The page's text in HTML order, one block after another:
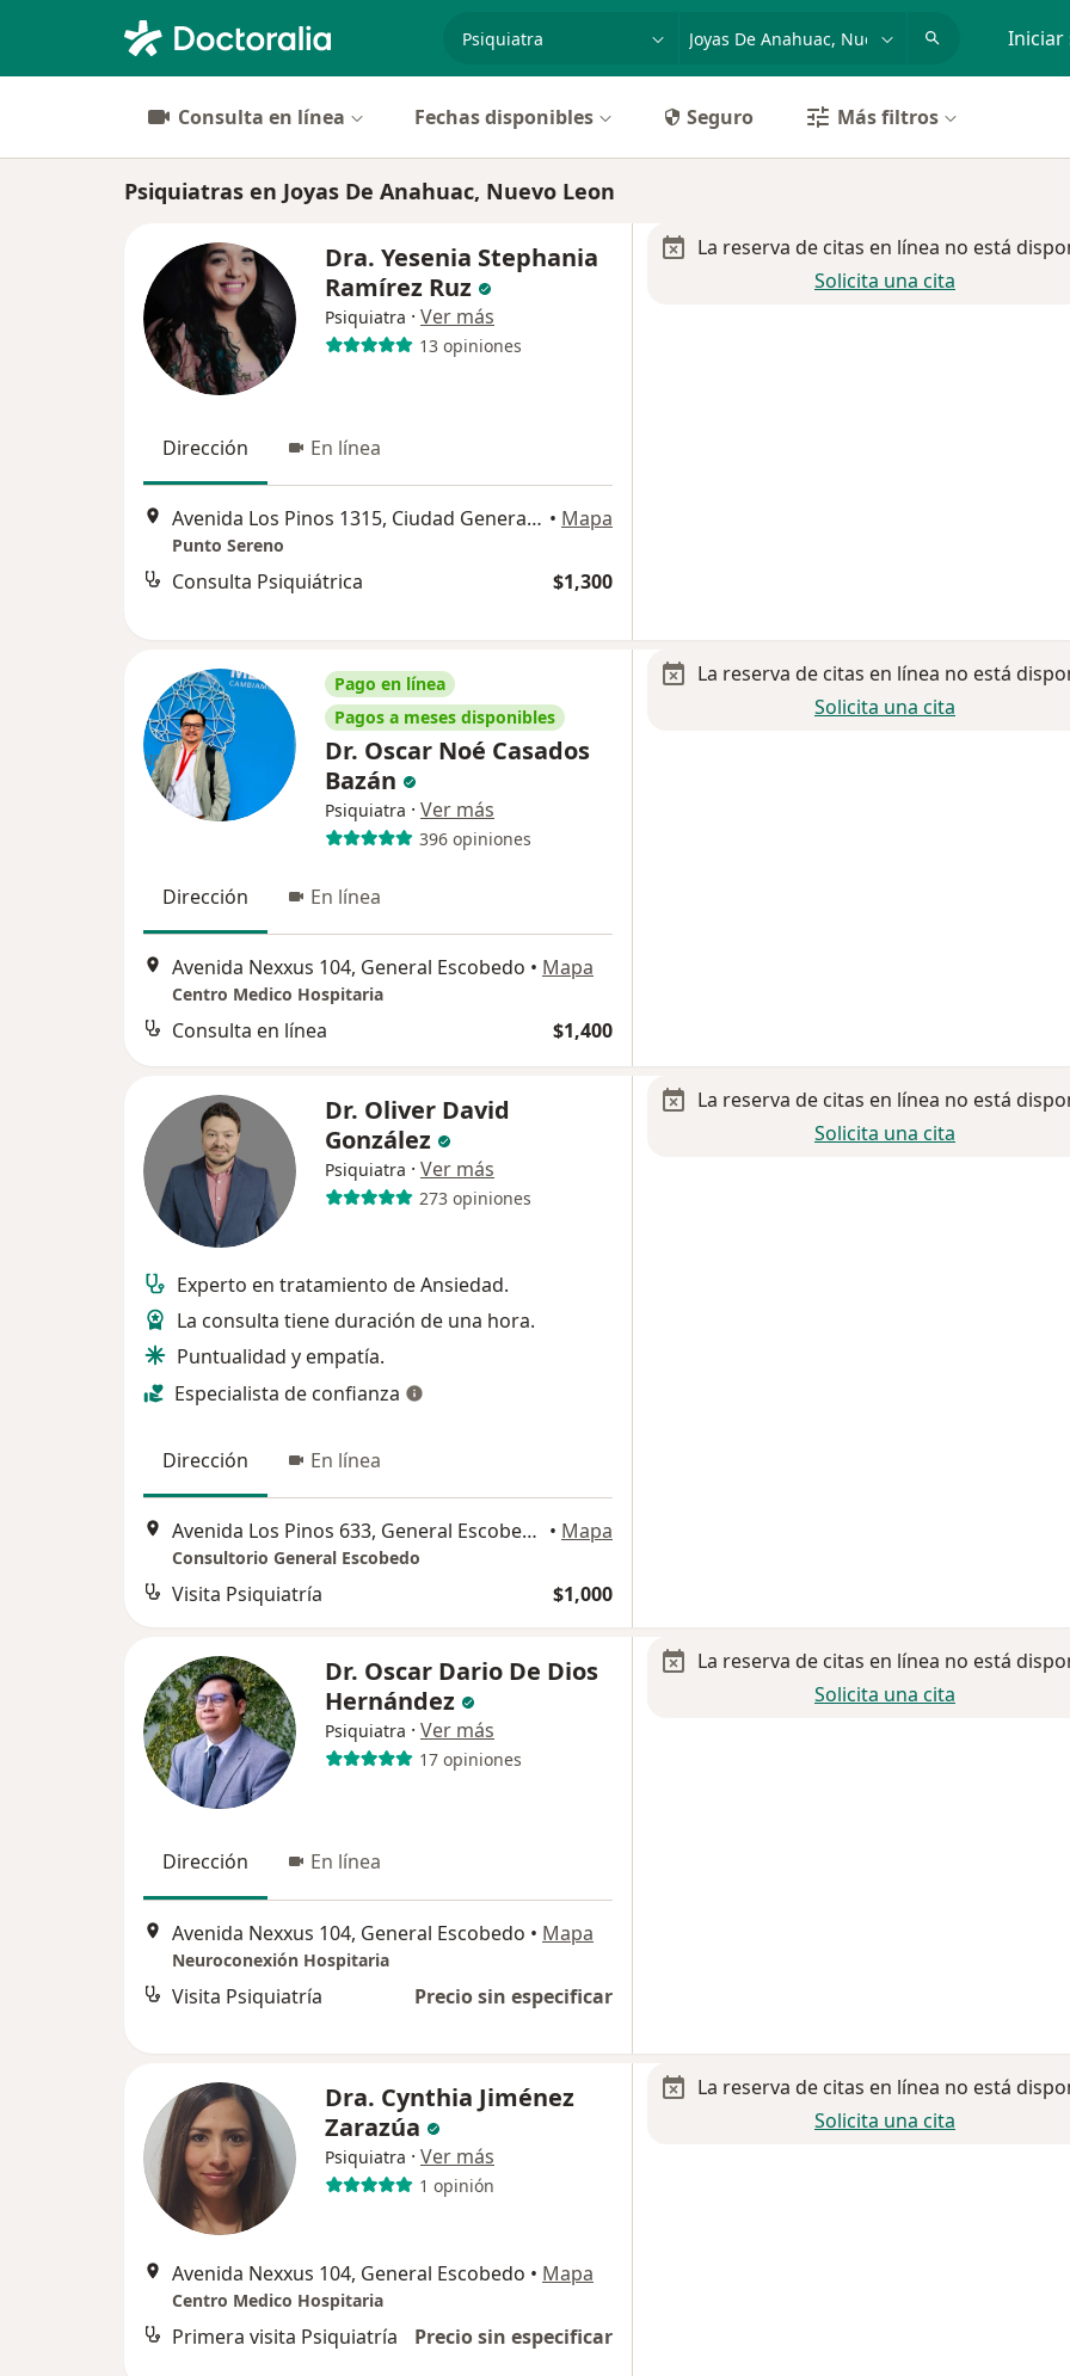
Iniciar
Consulta en línea Fechas disponibles Seguro Más filtros
Psiquiatras en Joyas De Anahuac, Nuevo Leon
Dra. Yesenia Stephania
Ramírez Ruz
Psiquiatra · Ver más
13 opiniones
Dirección En línea
Avenida Los Pinos 1315, Ciudad General Escobedo • Mapa
Punto Sereno
Consulta Psiquiátrica $1,300
La reserva de citas en línea no está
Solicita una cita
Pago en línea
Pagos a meses disponibles
Dr. Oscar Noé Casados
Bazán
Psiquiatra · Ver más
396 opiniones
Dirección En línea
Avenida Nexxus 104, General Escobedo • Mapa
Centro Medico Hospitaria
Consulta en línea $1,400
La reserva de citas en línea no está
Solicita una cita
Dr. Oliver David
González
Psiquiatra · Ver más
273 opiniones
Experto en tratamiento de Ansiedad.
La consulta tiene duración de una hora.
Puntualidad y empatía.
Especialista de confianza
Dirección En línea
Avenida Los Pinos 633, General Escobedo • Mapa
Consultorio General Escobedo
Visita Psiquiatría $1,000
La reserva de citas en línea no está
Solicita una cita
Dr. Oscar Dario De Dios
Hernández
Psiquiatra · Ver más
17 opiniones
Dirección En línea
Avenida Nexxus 104, General Escobedo • Mapa
Neuroconexión Hospitaria
Visita Psiquiatría Precio sin especificar
La reserva de citas en línea no está
Solicita una cita
Dra. Cynthia Jiménez
Zarazúa
Psiquiatra · Ver más
1 opinión
Avenida Nexxus 104, General Escobedo • Mapa
Centro Medico Hospitaria
Primera visita Psiquiatría Precio sin especificar
La reserva de citas en línea no está
Solicita una cita